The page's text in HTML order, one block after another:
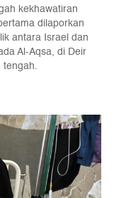
kekhawatiran
dilaporkan
antara Israel dan
Al-Aqsa, di Deir